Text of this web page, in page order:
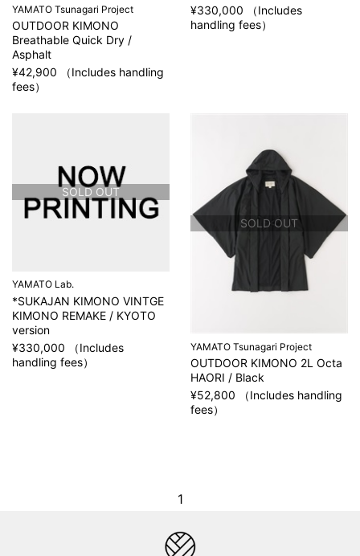
YAMATO Tsunagari Project
OUTDOOR KIMONO
Breathable Quick Dry /
Asphalt
¥42,900 （Includes handling
fees）
¥330,000 （Includes
handling fees）
SOLD OUT
YAMATO Lab.
*SUKAJAN KIMONO VINTGE
KIMONO REMAKE / KYOTO
version
¥330,000 （Includes
handling fees）
SOLD OUT
YAMATO Tsunagari Project
OUTDOOR KIMONO 2L Octa
HAORI / Black
¥52,800 （Includes handling
fees）
1